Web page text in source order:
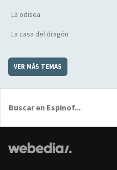
La odisea
La casa del dragón
VER MÁS TEMAS